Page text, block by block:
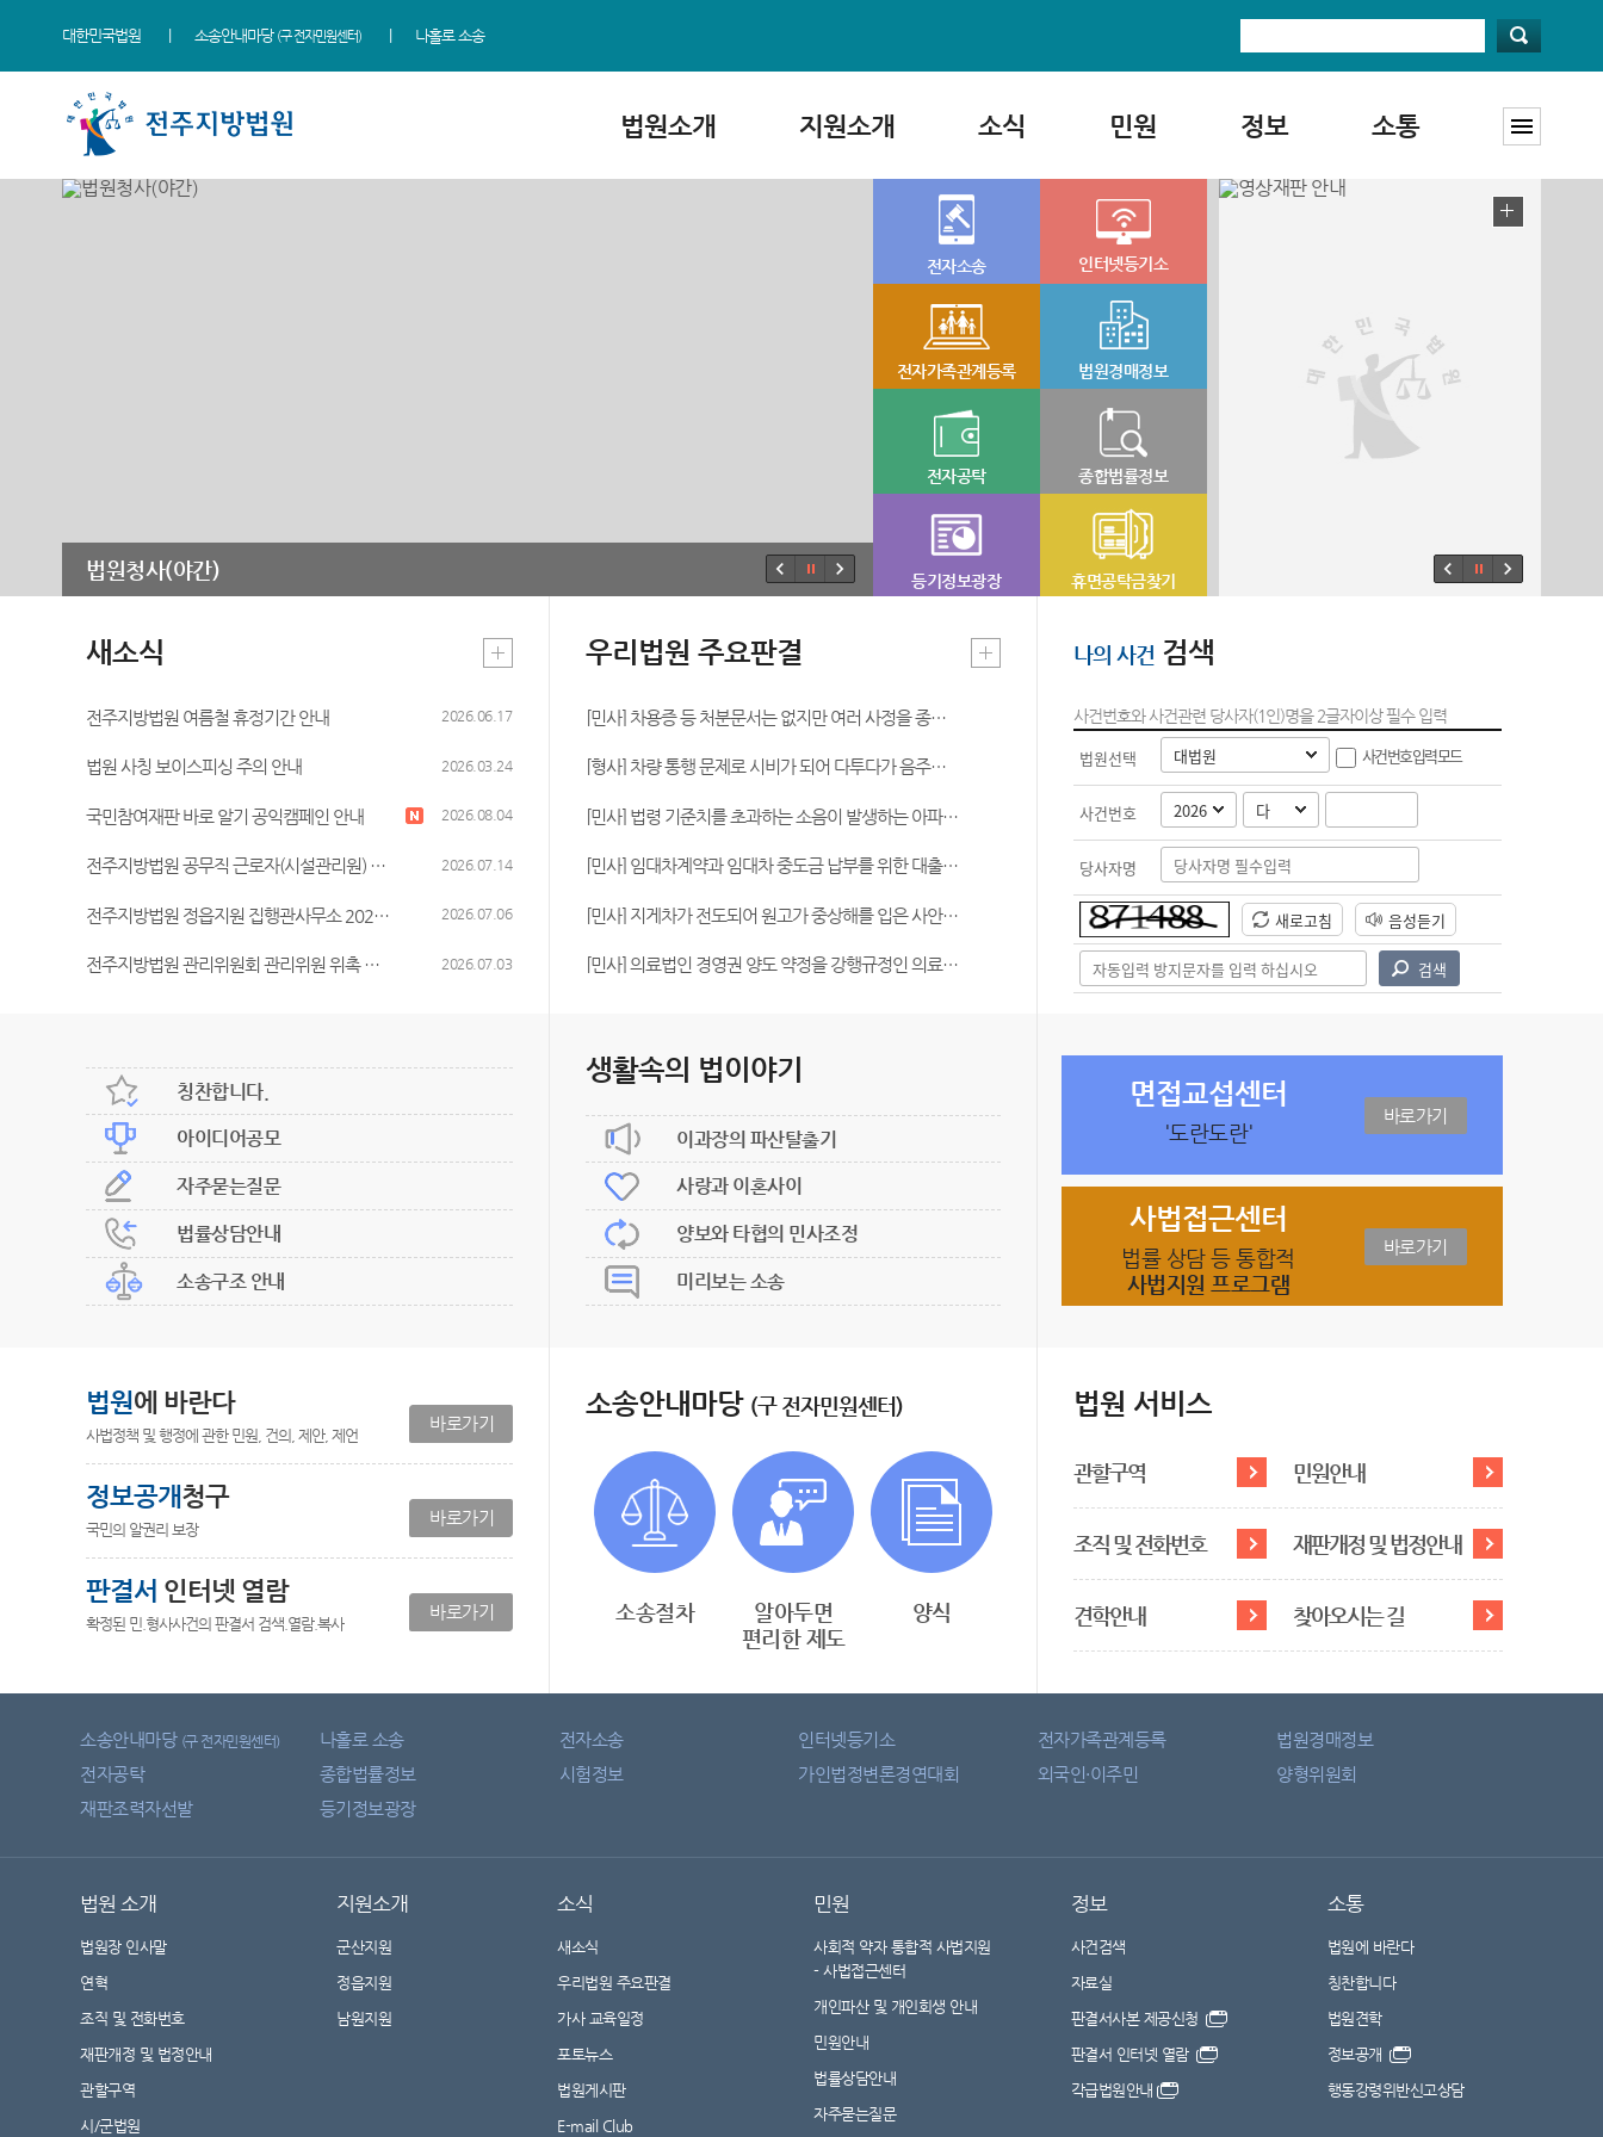
대한민국법원 소송안내마당 (구 전자민원센터) 나홀로 소송
법원소개 지원소개 소식 민원 정보 소통
청사안내
찾아오시는길
무인등본발급기안내
장애인 사법지원안내
법원청사(야간)
전자소송 인터넷등기소
전자가족관계등록 법원경매정보
전자공탁 종합법률정보
등기정보광장 휴면공탁금찾기
새소식
전주지방법원 여름철 휴정기간 안내 2026.06.17
법원 사칭 보이스피싱 주의 안내 2026.03.24
국민참여재판 바로 알기 공익캠페인 안내 2026.08.04
전주지방법원 공무직 근로자(시설관리원) 채용시험 최종합격자 공고 2026.07.14
전주지방법원 정읍지원 집행관사무소 2026년 사무원 채용 공고(개인정보 이용동의서 첨부수정) 2026.07.06
전주지방법원 관리위원회 관리위원 위촉 공고 2026.07.03
우리법원 주요판결
[민사] 차용증 등 처분문서는 없지만 여러 사정을 종합하여 원고가 피고에게 송금한 돈을 대여금이라고 판단한 사안
[형사] 차량 통행 문제로 시비가 되어 다투다가 음주운전을 제지하는 피해자를 후진하는 차량의 뒷범퍼로 들이받고 현장을 이탈한 피고인에게 도주치상죄를 인정한 사안
[민사] 법령 기준치를 초과하는 소음이 발생하는 아파트의 매매계약에서 불완전이행을 이유로 매매계약의 해제를 인정하고, 매수인인 원고에게 위자료도 인정한 사안
[민사] 임대차계약과 임대차 중도금 납부를 위한 대출약정은 별개의 계약으로 대출약정의 효력은 임대차계약 효력과 관련이 없다고 판단한 사안
[민사] 지게차가 전도되어 원고가 중상해를 입은 사안에서 원고의 지게차 운행을 농업작업에 해당하지 않는다고 판단한 사안
[민사] 의료법인 경영권 양도 약정을 강행규정인 의료법 제51조의2에 위반되어 무효라고 판단한 사안
나의 사건 검색
사건번호와 사건관련 당사자(1인)명을 2글자이상 필수 입력
칭찬합니다.
아이디어공모
자주묻는질문
법률상담안내
소송구조 안내
생활속의 법이야기
이과장의 파산탈출기
사랑과 이혼사이
양보와 타협의 민사조정
미리보는 소송
면접교섭센터
'도란도란'
바로가기
사법접근센터
법률 상담 등 통합적
사법지원 프로그램
바로가기
법원에 바란다
사법정책 및 행정에 관한 민원, 건의, 제안, 제언
바로가기
정보공개청구
국민의 알권리 보장
바로가기
판결서 인터넷 열람
확정된 민.형사사건의 판결서 검색.열람.복사
바로가기
소송안내마당 (구 전자민원센터)
소송절차
알아두면
편리한 제도
양식
법원 서비스
관할구역 민원안내
조직 및 전화번호 재판개정 및 법정안내
견학안내 찾아오시는 길
소송안내마당 (구 전자민원센터) 나홀로 소송 전자소송 인터넷등기소 전자가족관계등록
법원경매정보
전자공탁
종합법률정보 시험정보 가인법정변론경연대회 외국인·이주민
양형위원회
재판조력자선발
등기정보광장
법원 소개
법원장 인사말
연혁
조직 및 전화번호
재판개정 및 법정안내
관할구역
시/군법원
지원소개
군산지원
정읍지원
남원지원
소식
새소식
우리법원 주요판결
가사 교육일정
포토뉴스
법원게시판
E-mail Club
민원
사회적 약자 통합적 사법지원
- 사법접근센터
개인파산 및 개인회생 안내
민원안내
법률상담안내
자주묻는질문
정보
사건검색
자료실
판결서사본 제공신청
판결서 인터넷 열람
각급법원안내
소통
법원에 바란다
칭찬합니다
법원견학
정보공개
행동강령위반신고상담